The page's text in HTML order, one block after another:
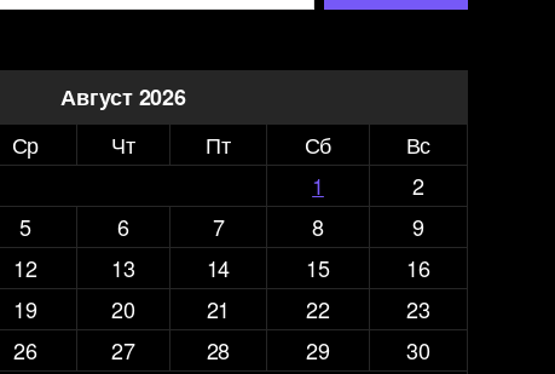
Август 2026
Ср Чт Пт Сб
Вс
1
2
5 6 7 8
9
12 13 14 15
16
19 20 21 22
23
26 27 28 29
30